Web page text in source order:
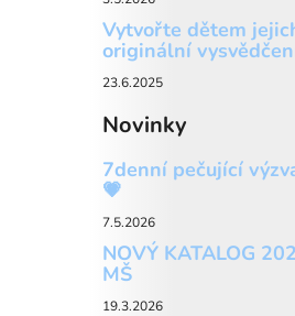
Vytvořte dětem
originální
23.6.2025
Novinky
7denní pečující
💗
7.5.2026
NOVÝ KATALOG
MŠ
19.3.2026